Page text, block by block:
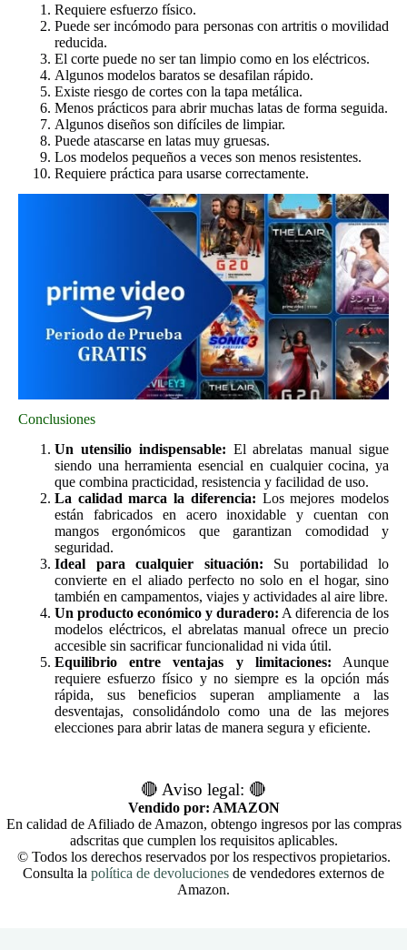
Requiere esfuerzo físico.
Puede ser incómodo para personas con artritis o movilidad
reducida.
El corte puede no ser tan limpio como en los eléctricos.
Algunos modelos baratos se desafilan rápido.
Existe riesgo de cortes con la tapa metálica.
Menos prácticos para abrir muchas latas de forma seguida.
Algunos diseños son difíciles de limpiar.
Puede atascarse en latas muy gruesas.
Los modelos pequeños a veces son menos resistentes.
Requiere práctica para usarse correctamente.
Conclusiones
Un utensilio indispensable: El abrelatas manual sigue
siendo una herramienta esencial en cualquier cocina, ya
que combina practicidad, resistencia y facilidad de uso.
La calidad marca la diferencia: Los mejores modelos
están fabricados en acero inoxidable y cuentan con
mangos ergonómicos que garantizan comodidad y
seguridad.
Ideal para cualquier situación: Su portabilidad lo
convierte en el aliado perfecto no solo en el hogar, sino
también en campamentos, viajes y actividades al aire libre.
Un producto económico y duradero: A diferencia de los
modelos eléctricos, el abrelatas manual ofrece un precio
accesible sin sacrificar funcionalidad ni vida útil.
Equilibrio entre ventajas y limitaciones: Aunque
requiere esfuerzo físico y no siempre es la opción más
rápida, sus beneficios superan ampliamente a las
desventajas, consolidándolo como una de las mejores
elecciones para abrir latas de manera segura y eficiente.
🔴 Aviso legal: 🔴
Vendido por: AMAZON
En calidad de Afiliado de Amazon, obtengo ingresos por las compras
adscritas que cumplen los requisitos aplicables.
© Todos los derechos reservados por los respectivos propietarios.
Consulta la política de devoluciones de vendedores externos de
Amazon.